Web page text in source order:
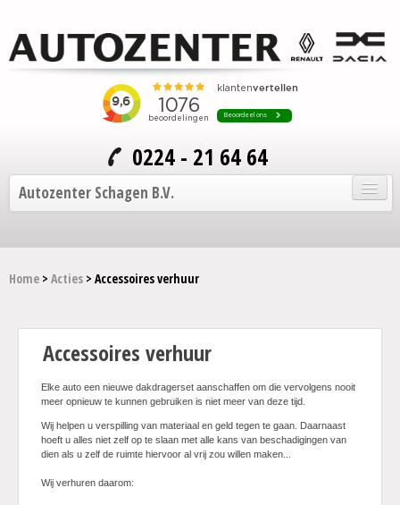
0224 - 21 64 64
Autozenter Schagen B.V.
Home
Onze auto's
Over Autozenter
Contact
Actie
Home > Acties > Accessoires verhuur
Accessoires verhuur
Elke auto een nieuwe dakdragerset aanschaffen om die vervolgens nooit
meer opnieuw te kunnen gebruiken is niet meer van deze tijd.
Wij helpen u verspilling van materiaal en geld tegen te gaan. Daarnaast
hoeft u alles niet zelf op te slaan met alle kans van beschadigingen van
dien als u zelf de ruimte hiervoor al vrij zou willen maken...
Wij verhuren daarom: